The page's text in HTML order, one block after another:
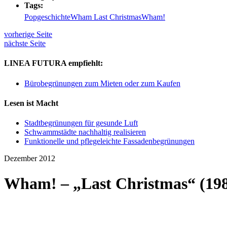
Tags:
PopgeschichteWham Last ChristmasWham!
vorherige Seite
nächste Seite
LINEA FUTURA empfiehlt:
Bürobegrünungen zum Mieten oder zum Kaufen
Lesen ist Macht
Stadtbegrünungen für gesunde Luft
Schwammstädte nachhaltig realisieren
Funktionelle und pflegeleichte Fassadenbegrünungen
Dezember 2012
Wham! – „Last Christmas“